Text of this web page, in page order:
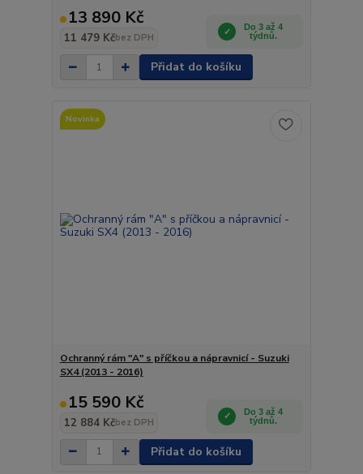
13 890 Kč
11 479 Kčbez DPH
Do 3 až 4
týdnů.
Přidat do košíku
Novinka
Ochranný rám "A" s příčkou a nápravnicí - Suzuki
SX4 (2013 - 2016)
15 590 Kč
12 884 Kčbez DPH
Do 3 až 4
týdnů.
Přidat do košíku